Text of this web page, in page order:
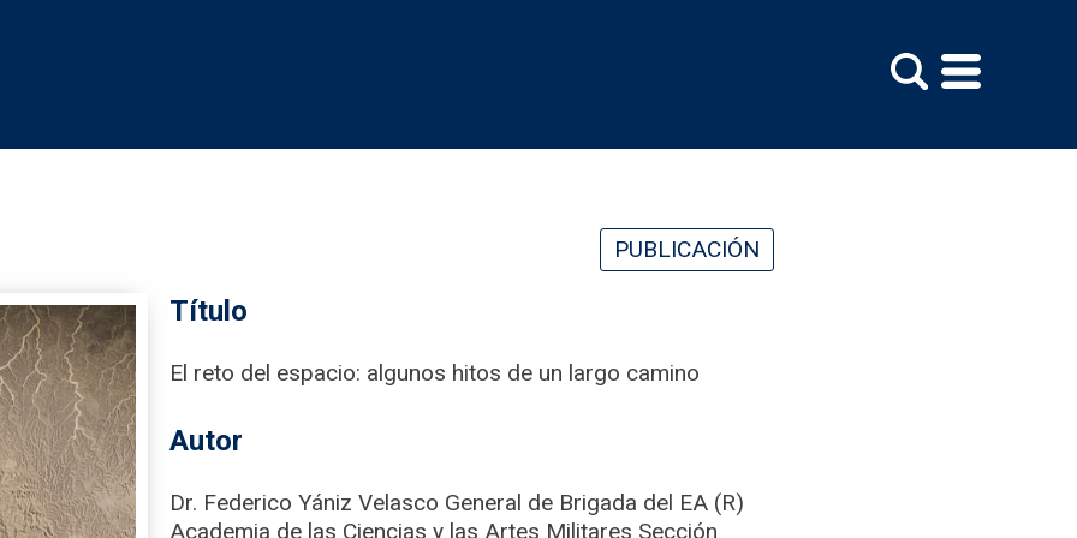
PUBLICACIÓN
Título
El reto del espacio: algunos hitos de un largo camino
Autor
Dr. Federico Yániz Velasco General de Brigada del EA (R)
Academia de las Ciencias y las Artes Militares Sección